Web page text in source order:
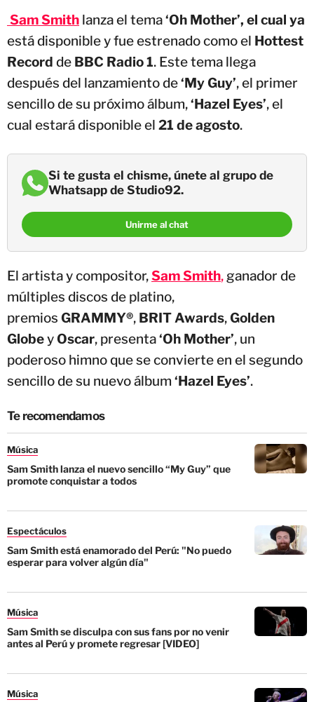
Sam Smith lanza el tema‘Oh Mother’, el cual ya
está disponible y fue estrenado como el Hottest
Record de BBC Radio 1. Este tema llega
después del lanzamiento de‘My Guy’, el primer
sencillo de su próximo álbum,‘Hazel Eyes’, el
cual estará disponible el 21 de agosto.
Si te gusta el chisme, únete al grupo de
Whatsapp de Studio92.
Unirme al chat
El artista y compositor,Sam Smith,ganador de
múltiples discos de platino,
premios GRAMMY®, BRIT Awards,Golden
Globey Oscar, presenta‘Oh Mother’, un
poderoso himno que se convierte en el segundo
sencillo de su nuevo álbum ‘Hazel Eyes’.
Te recomendamos
Música
Sam Smith lanza el nuevo sencillo “My Guy” que
promote conquistar a todos
Espectáculos
Sam Smith está enamorado del Perú: "No puedo
esperar para volver algún día"
Música
Sam Smith se disculpa con sus fans por no venir
antes al Perú y promete regresar [VIDEO]
Música